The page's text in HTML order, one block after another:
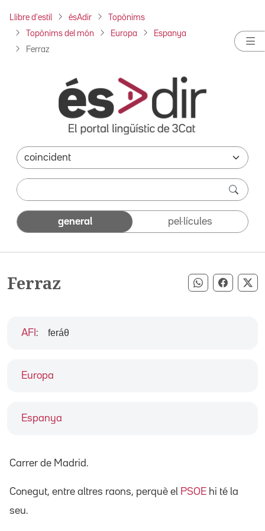
Llibre d'estil ésAdir Topònims
Topònims del món Europa Espanya
Ferraz
general pel·lícules
Ferraz Compartir
Europa
Espanya
AFI : feráθ
Carrer de Madrid.
Conegut, entre altres raons, perquè el PSOE hi té la
seu.